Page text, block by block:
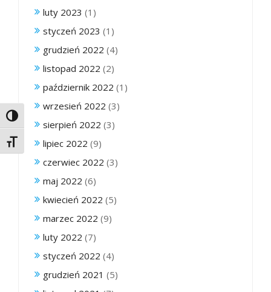
Toggle High Contrast
Toggle Font size
luty 2023 (1)
styczeń 2023 (1)
grudzień 2022 (4)
listopad 2022 (2)
październik 2022 (1)
wrzesień 2022 (3)
sierpień 2022 (3)
lipiec 2022 (9)
czerwiec 2022 (3)
maj 2022 (6)
kwiecień 2022 (5)
marzec 2022 (9)
luty 2022 (7)
styczeń 2022 (4)
grudzień 2021 (5)